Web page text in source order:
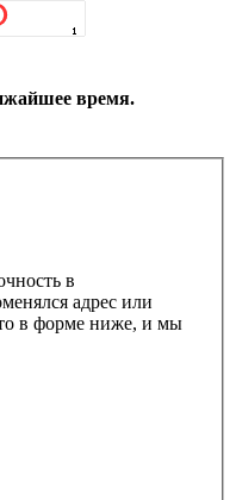
время.
в
адрес или
в форме ниже, и мы